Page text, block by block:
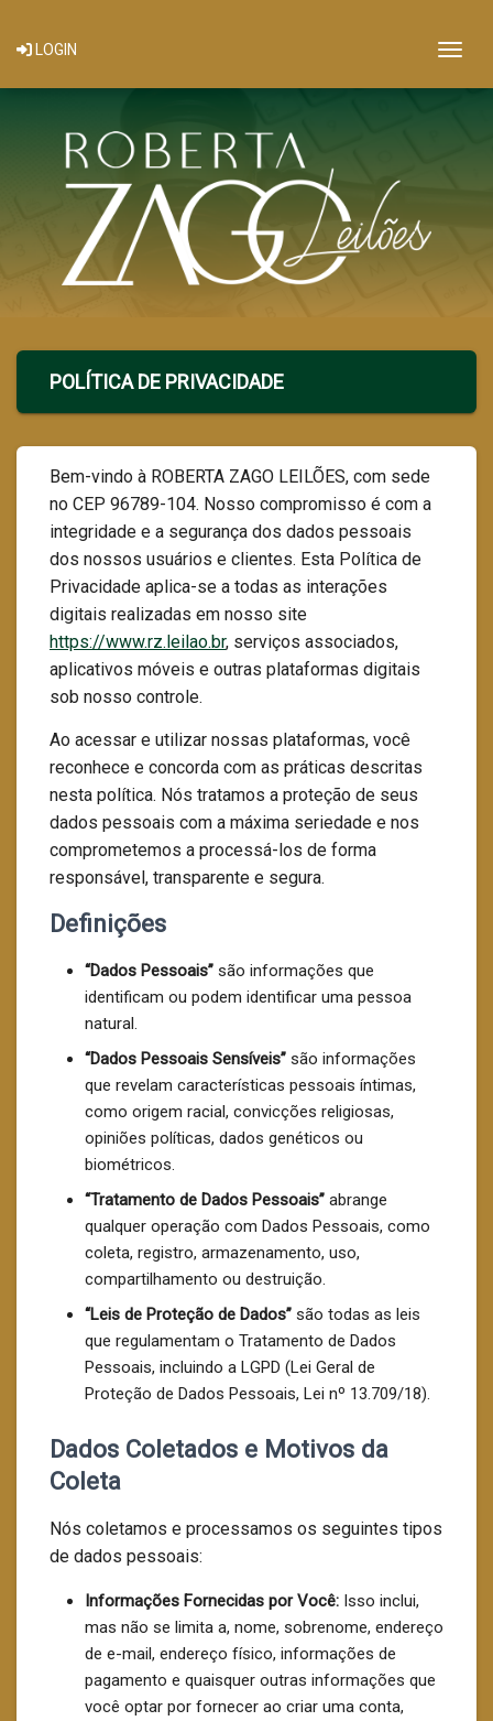
LOGIN
POLÍTICA DE PRIVACIDADE
Bem-vindo à ROBERTA ZAGO LEILÕES, com sede
no CEP 96789-104. Nosso compromisso é com a
integridade e a segurança dos dados pessoais
dos nossos usuários e clientes. Esta Política de
Privacidade aplica-se a todas as interações
digitais realizadas em nosso site
https://www.rz.leilao.br, serviços associados,
aplicativos móveis e outras plataformas digitais
sob nosso controle.
Ao acessar e utilizar nossas plataformas, você
reconhece e concorda com as práticas descritas
nesta política. Nós tratamos a proteção de seus
dados pessoais com a máxima seriedade e nos
comprometemos a processá-los de forma
responsável, transparente e segura.
Definições
“Dados Pessoais” são informações que
identificam ou podem identificar uma pessoa
natural.
“Dados Pessoais Sensíveis” são informações
que revelam características pessoais íntimas,
como origem racial, convicções religiosas,
opiniões políticas, dados genéticos ou
biométricos.
“Tratamento de Dados Pessoais” abrange
qualquer operação com Dados Pessoais, como
coleta, registro, armazenamento, uso,
compartilhamento ou destruição.
“Leis de Proteção de Dados” são todas as leis
que regulamentam o Tratamento de Dados
Pessoais, incluindo a LGPD (Lei Geral de
Proteção de Dados Pessoais, Lei nº 13.709/18).
Dados Coletados e Motivos da
Coleta
Nós coletamos e processamos os seguintes tipos
de dados pessoais:
Informações Fornecidas por Você: Isso inclui,
mas não se limita a, nome, sobrenome, endereço
de e-mail, endereço físico, informações de
pagamento e quaisquer outras informações que
você optar por fornecer ao criar uma conta,